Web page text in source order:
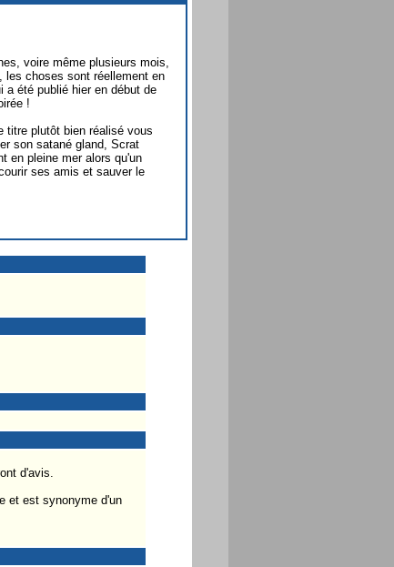
voire même plusieurs mois,
les choses sont réellement en
a été publié hier en début de
!
titre plutôt bien réalisé vous
son satané gland, Scrat
en pleine mer alors qu'un
ses amis et sauver le
d'avis.
et est synonyme d'un